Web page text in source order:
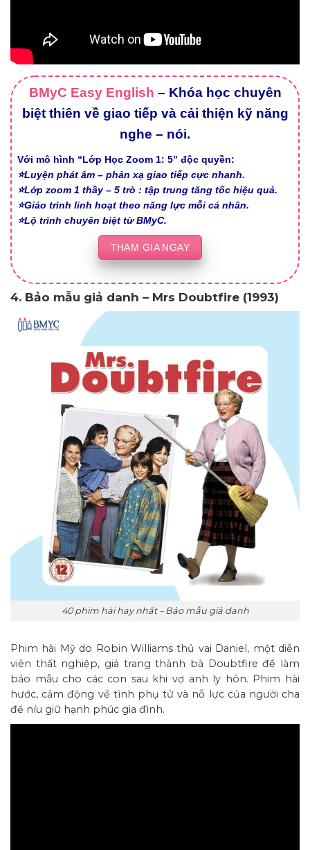
BMyC Easy English – Khóa học chuyên
biệt thiên về giao tiếp và cải thiện kỹ năng
nghe – nói.
Với mô hình “Lớp Học Zoom 1: 5” độc quyền:
⭐Luyện phát âm – phản xạ giao tiếp cực nhanh.
⭐Lớp zoom 1 thầy – 5 trò : tập trung tăng tốc hiệu quả.
⭐Giáo trình linh hoạt theo năng lực mỗi cá nhân.
⭐Lộ trình chuyên biệt từ BMyC.
THAM GIA NGAY
4. Bảo mẫu giả danh – Mrs Doubtfire (1993)
40 phim hài hay nhất – Bảo mẫu giả danh
Phim hài Mỹ do Robin Williams thủ vai Daniel, một diễn
viên thất nghiệp, giả trang thành bà Doubtfire để làm
bảo mẫu cho các con sau khi vợ anh ly hôn. Phim hài
hước, cảm động về tình phụ tử và nỗ lực của người cha
để níu giữ hạnh phúc gia đình.